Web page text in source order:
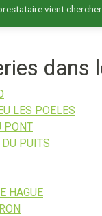
vient
dans
LES POELES
PONT
DU PUITS
HAGUE